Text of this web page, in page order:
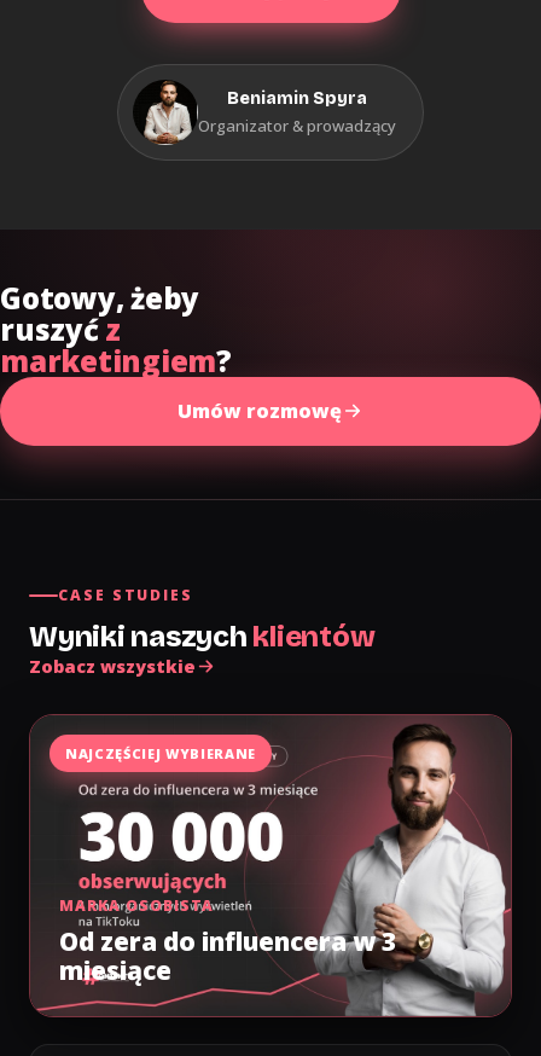
Beniamin Spyra
Organizator & prowadzący
Gotowy, żeby
ruszyćz
marketingiem?
Umów rozmowę
CASE STUDIES
Wyniki naszych klientów
Zobacz wszystkie
NAJCZĘŚCIEJ WYBIERANE
MARKA OSOBISTA
Od zera do influencera w 3
miesiące